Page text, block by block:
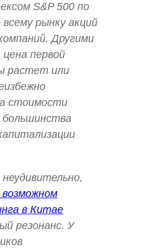
S&P 500 по
рынку акций
Другими
цена первой
растет или
стоимости
в Китае
резонанс. У